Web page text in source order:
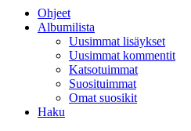
Ohjeet
Albumilista
Uusimmat lisäykset
Uusimmat kommentit
Katsotuimmat
Suosituimmat
Omat suosikit
Haku